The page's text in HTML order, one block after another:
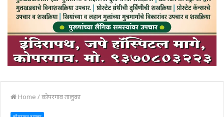
Home /कोपरगाव तालुका